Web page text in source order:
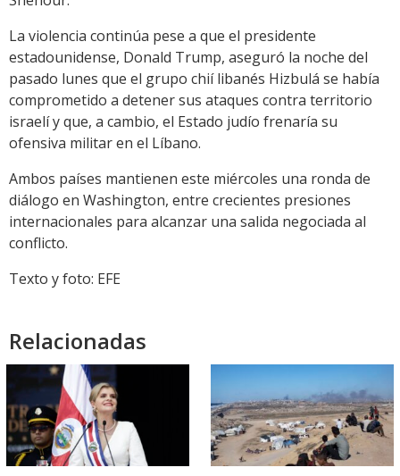
La violencia continúa pese a que el presidente
estadounidense, Donald Trump, aseguró la noche del
pasado lunes que el grupo chií libanés Hizbulá se había
comprometido a detener sus ataques contra territorio
israelí y que, a cambio, el Estado judío frenaría su
ofensiva militar en el Líbano.
Ambos países mantienen este miércoles una ronda de
diálogo en Washington, entre crecientes presiones
internacionales para alcanzar una salida negociada al
conflicto.
Texto y foto: EFE
Relacionadas